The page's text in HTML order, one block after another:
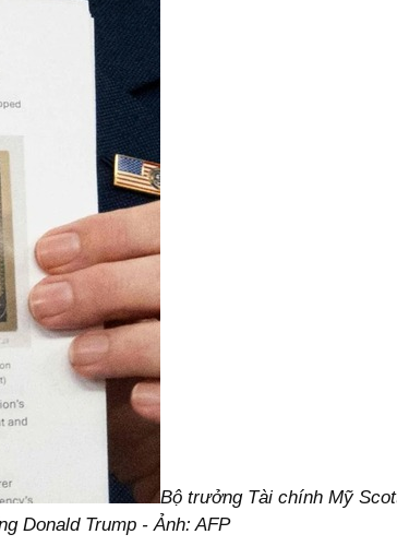
Bộ trưởng Tài chính Mỹ
Donald Trump - Ảnh: AFP